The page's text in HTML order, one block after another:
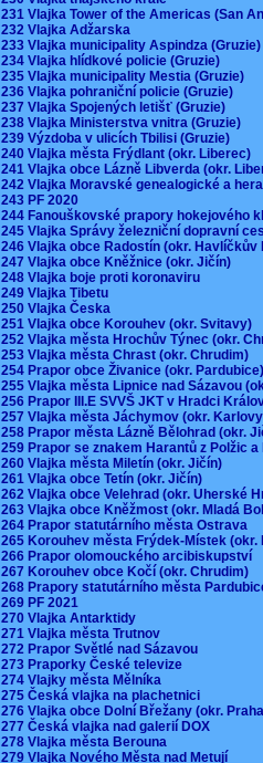
231 Vlajka Tower of the Americas (San
232 Vlajka Adžarska
233 Vlajka municipality Aspindza
234 Vlajka hlídkové policie (Gruzie)
235 Vlajka municipality Mestia (Gruzie)
236 Vlajka pohraniční policie (Gruzie)
237 Vlajka Spojených letišť (Gruzie)
238 Vlajka Ministerstva vnitra (Gruzie)
239 Výzdoba v ulicích Tbilisi (Gruzie)
240 Vlajka města Frýdlant (okr. Liberec)
241 Vlajka obce Lázně Libverda (okr.
242 Vlajka Moravské genealogické a
243 PF 2020
244 Fanouškovské prapory hokejového
245 Vlajka Správy železniční dopravní
246 Vlajka obce Radostín (okr.
247 Vlajka obce Kněžnice (okr. Jičín)
248 Vlajka boje proti koronaviru
249 Vlajka Tibetu
250 Vlajka Česka
251 Vlajka obce Korouhev (okr. Svitavy)
252 Vlajka města Hrochův Týnec (okr.
253 Vlajka města Chrast (okr. Chrudim)
254 Prapor obce Živanice (okr.
255 Vlajka města Lipnice nad Sázavou
256 Prapor III.E SVVŠ JKT v Hradci
257 Vlajka města Jáchymov (okr.
258 Prapor města Lázně Bělohrad (okr.
259 Prapor se znakem Harantů z Polžic
260 Vlajka města Miletín (okr. Jičín)
261 Vlajka obce Tetín (okr. Jičín)
262 Vlajka obce Velehrad (okr. Uherské
263 Vlajka obce Kněžmost (okr. Mladá
264 Prapor statutárního města Ostrava
265 Korouhev města Frýdek-Místek
266 Prapor olomouckého arcibiskupství
267 Korouhev obce Kočí (okr. Chrudim)
268 Prapory statutárního města
269 PF 2021
270 Vlajka Antarktidy
271 Vlajka města Trutnov
272 Prapor Světlé nad Sázavou
273 Praporky České televize
274 Vlajky města Mělníka
275 Česká vlajka na plachetnici
276 Vlajka obce Dolní Břežany (okr.
277 Česká vlajka nad galerií DOX
278 Vlajka města Berouna
279 Vlajka Nového Města nad Metují